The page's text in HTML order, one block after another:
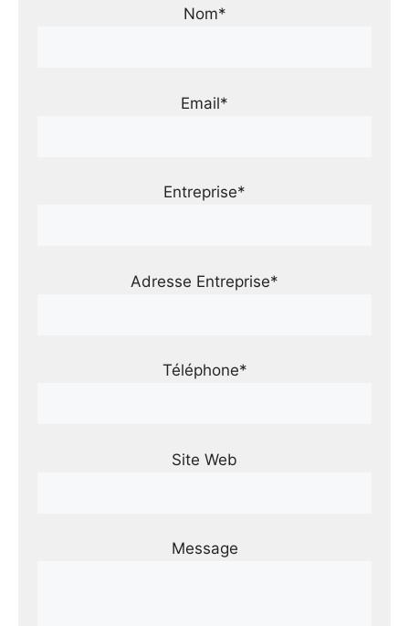
Nom*
Email*
Entreprise*
Adresse Entreprise*
Téléphone*
Site Web
Message